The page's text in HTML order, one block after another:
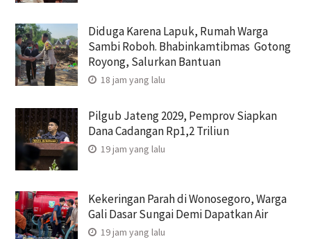
Diduga Karena Lapuk, Rumah Warga
Sambi Roboh. Bhabinkamtibmas Gotong
Royong, Salurkan Bantuan
18 jam yang lalu
Pilgub Jateng 2029, Pemprov Siapkan
Dana Cadangan Rp1,2 Triliun
19 jam yang lalu
Kekeringan Parah di Wonosegoro, Warga
Gali Dasar Sungai Demi Dapatkan Air
19 jam yang lalu